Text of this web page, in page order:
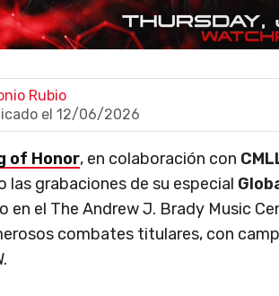
Rubio
el 12/06/2026
of Honor, en colaboración con
las grabaciones de su especial
en el The Andrew J. Brady Music
combates titulares, con